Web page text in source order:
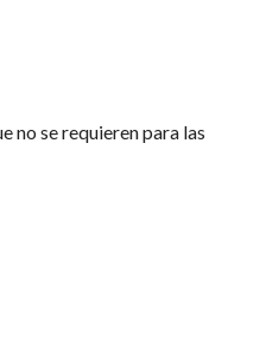
no se requieren para las